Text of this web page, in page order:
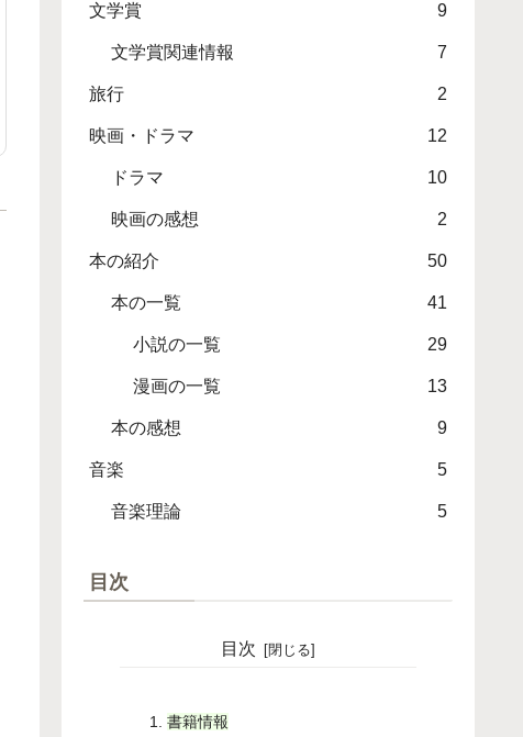
文学賞 9
文学賞関連情報 7
旅行 2
映画・ドラマ 12
ドラマ 10
映画の感想 2
本の紹介 50
本の一覧 41
小説の一覧 29
漫画の一覧 13
本の感想 9
音楽 5
音楽理論 5
目次
目次
書籍情報